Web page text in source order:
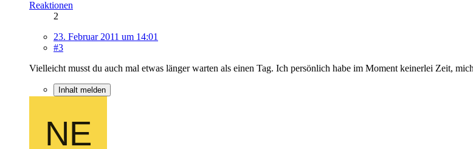
Reaktionen
2
23. Februar 2011 um 14:01
#3
Vielleicht musst du auch mal etwas länger warten als einen Tag. Ich persönlich habe im Moment keinerlei Zeit,
Inhalt melden